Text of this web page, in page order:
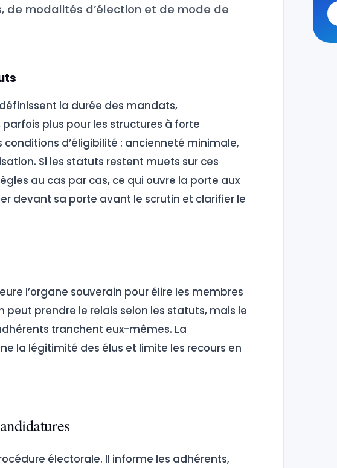
modalités d’élection et de mode de
définissent la durée des mandats,
plus pour les structures à forte
d’éligibilité : ancienneté minimale,
Si les statuts restent muets sur ces
au cas par cas, ce qui ouvre la porte aux
devant sa porte avant le scrutin et clarifier le
l’organe souverain pour élire les membres
peut prendre le relais selon les statuts, mais le
tranchent eux-mêmes. La
la légitimité des élus et limite les recours en
électorale. Il informe les adhérents,